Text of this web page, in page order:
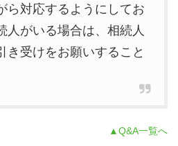
ら対応するようにしてお
人がいる場合は、相続人
き受けをお願いすること
▲Q&A一覧へ